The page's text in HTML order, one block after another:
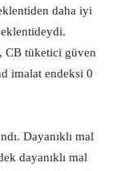
daha iyi
CB tüketici güven
imalat endeksi 0
Dayanıklı mal
dayanıklı mal